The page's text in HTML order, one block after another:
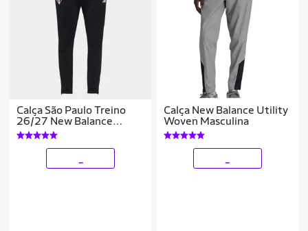
Calça São Paulo Treino
26/27 New Balance
Masculino
Calça New Balance Utility
Woven Masculina